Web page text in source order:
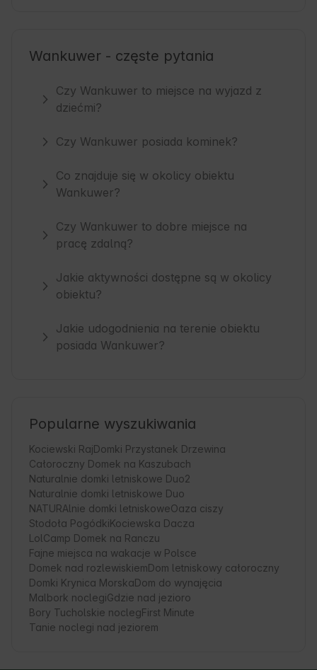
Wankuwer - częste pytania
Czy Wankuwer to miejsce na wyjazd z
dziećmi?
Czy Wankuwer posiada kominek?
Co znajduje się w okolicy obiektu
Wankuwer?
Czy Wankuwer to dobre miejsce na
pracę zdalną?
Jakie aktywności dostępne są w okolicy
obiektu?
Jakie udogodnienia na terenie obiektu
posiada Wankuwer?
Popularne wyszukiwania
Kociewski RajDomki Przystanek Drzewina
Całoroczny Domek na Kaszubach
Naturalnie domki letniskowe Duo2
Naturalnie domki letniskowe Duo
NATURAlnie domki letniskoweOaza ciszy
Stodoła PogódkiKociewska Dacza
LolCamp Domek na Ranczu
Fajne miejsca na wakacje w Polsce
Domek nad rozlewiskiemDom letniskowy całoroczny
Domki Krynica MorskaDom do wynajęcia
Malbork noclegiGdzie nad jezioro
Bory Tucholskie noclegFirst Minute
Tanie noclegi nad jeziorem